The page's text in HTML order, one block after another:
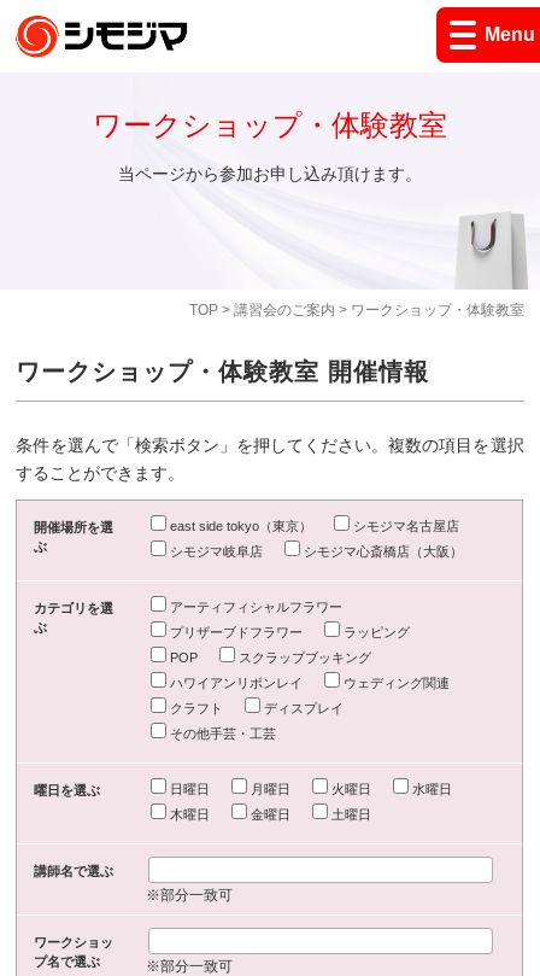
Menu
TOP> 講習会のご案内 > ワークショップ・体験教室
ワークショップ・体験教室
当ページから参加お申し込み頂けます。
ワークショップ・体験教室 開催情報
条件を選んで「検索ボタン」を押してください。複数の項目を選択
することができます。
開催場所を選
ぶ
east side tokyo（東京）
シモジマ名古屋店
シモジマ岐阜店
シモジマ心斎橋店（大阪）
カテゴリを選
ぶ
アーティフィシャルフラワー
プリザーブドフラワー
ラッピング
POP
スクラップブッキング
ハワイアンリボンレイ
ウェディング関連
クラフト
ディスプレイ
その他手芸・工芸
曜日を選ぶ 日曜日 月曜日 火曜日
水曜日
木曜日
金曜日 土曜日
講師名で選ぶ
※部分一致可
ワークショッ
プ名で選ぶ
※部分一致可